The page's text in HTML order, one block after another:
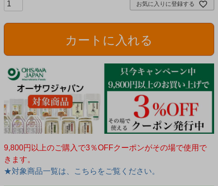
お気に入りに登録する
カートに入れる
9,800円以上のご購入で3％OFFクーポンがその場で使用で
きます。
★対象商品一覧は、こちらをご覧ください。